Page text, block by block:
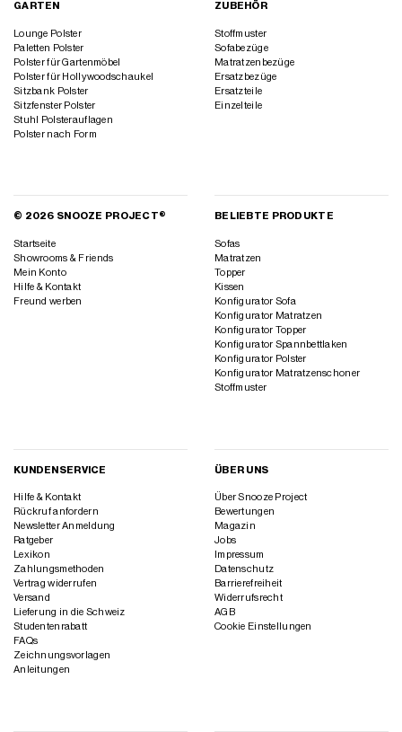
GARTEN
Lounge Polster
Paletten Polster
Polster für Gartenmöbel
Polster für Hollywoodschaukel
Sitzbank Polster
Sitzfenster Polster
Stuhl Polsterauflagen
Polster nach Form
ZUBEHÖR
Stoffmuster
Sofabezüge
Matratzenbezüge
Ersatzbezüge
Ersatzteile
Einzelteile
© 2026 SNOOZE PROJECT®
Startseite
Showrooms & Friends
Mein Konto
Hilfe & Kontakt
Freund werben
BELIEBTE PRODUKTE
Sofas
Matratzen
Topper
Kissen
Konfigurator Sofa
Konfigurator Matratzen
Konfigurator Topper
Konfigurator Spannbettlaken
Konfigurator Polster
Konfigurator Matratzenschoner
Stoffmuster
KUNDENSERVICE
Hilfe & Kontakt
Rückruf anfordern
Newsletter Anmeldung
Ratgeber
Lexikon
Zahlungsmethoden
Vertrag widerrufen
Versand
Lieferung in die Schweiz
Studentenrabatt
FAQs
Zeichnungsvorlagen
Anleitungen
ÜBER UNS
Über Snooze Project
Bewertungen
Magazin
Jobs
Impressum
Datenschutz
Barrierefreiheit
Widerrufsrecht
AGB
Cookie Einstellungen